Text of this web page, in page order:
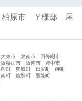
柏原市 Ｙ様邸 屋
大東市 泉南市
四條畷市
阪狭山市 阪南市
豊中市
岡町 熊取町 田尻町
岬町
南町 能勢町
豊能町